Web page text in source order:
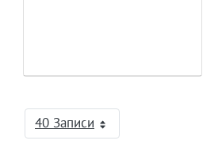
40 ЗаписиНа страницу